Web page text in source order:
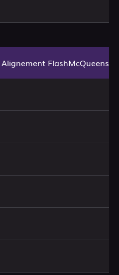
Alignement FlashMcQueens